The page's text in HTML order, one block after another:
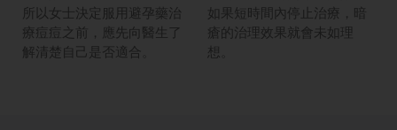
所以女士決定服用避孕藥治
療痘痘之前，應先向醫生了
解清楚自己是否適合。
如果短時間內停止治療，暗
瘡的治理效果就會未如理
想。